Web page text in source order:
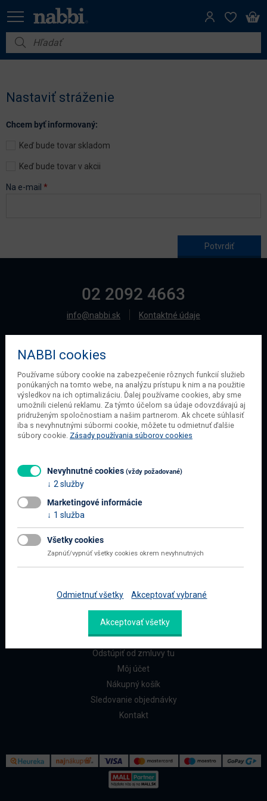
Nábytok
Dom a záhrada
Akcie
Nastaviť stráženie
Chcem byť informovaný:
Keď bude tovar skladom
Keď bude tovar v akcii
Na e-mail *
02 2092 4663
info@nabbi.sk Kontaktné údaje
O SPOLOČNOSTI
O našej spoločnosti
Obchodné podmienky
Ochrana osobných údajov
Blog
Všetko o nákupe
Najčastejšie otázky
Doprava a platba
ZÁKAZNÍCI
Reklamačný formulár
Odstúpiť od zmluvy tu
Môj účet
Nákupný košík
Sledovanie objednávky
Kontakt
NABBI cookies
Používame súbory cookie na zabezpečenie rôznych funkcií služieb
ponúkaných na tomto webe, na analýzu prístupu k nim a na použitie
výsledkov na ich optimalizáciu. Ďalej používame cookies, aby sme
umožnili cielenú reklamu. Za týmto účelom sa údaje odovzdávajú aj
pridruženým spoločnostiam a našim partnerom. Ak chcete súhlasiť
iba s nevyhnutnými súbormi cookie, môžete tu odmietnuť ďalšie
súbory cookie. Zásady používania súborov cookies
Nevyhnutné cookies (vždy požadované)
2 služby
Marketingové informácie
1 služba
Všetky cookies
Zapnúť/vypnúť všetky cookies okrem nevyhnutných
Odmietnuť všetky Akceptovať vybrané
Akceptovať všetky